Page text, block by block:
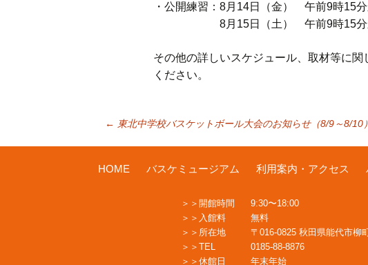
・公開練習：8月14日（金） 午前9時15
8月15日（土） 午前9時15分から
その他の詳しいスケジュール、取材等に関
ください。
← 東北中学校バスケットボール大会のお知らせ（8/9～8/10）
HOME バスケミュージアム 利用案内・アクセス
開館時間
9:30〜18:00
入館料
無料
所在地
〒016-0825 秋田県能代市柳
TEL
0185-88-8876
休館日
年末年始